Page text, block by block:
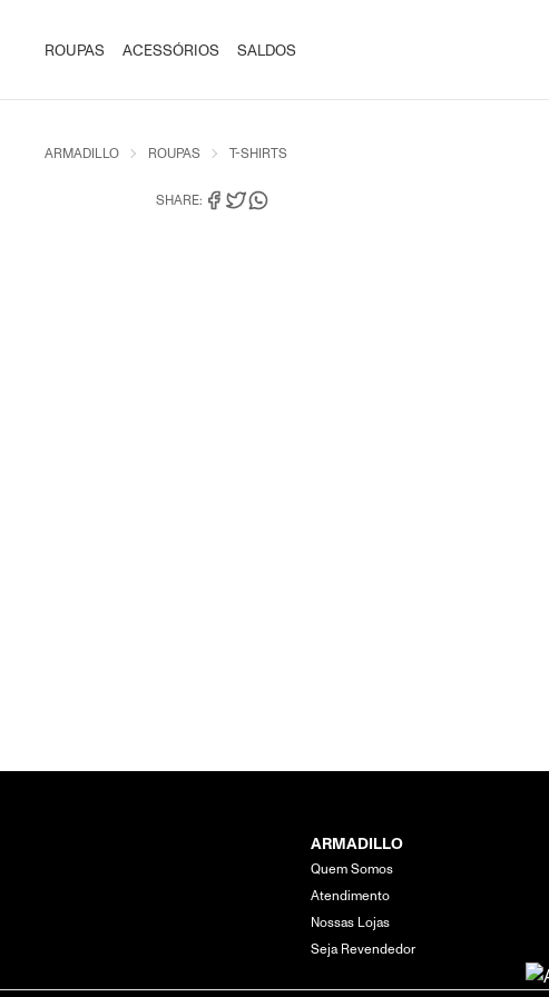
ROUPAS ACESSÓRIOS SALDOS
ARMADILLO ROUPAS T-SHIRTS
SHARE:
ARMADILLO
Quem Somos
Atendimento
Nossas Lojas
Seja Revendedor